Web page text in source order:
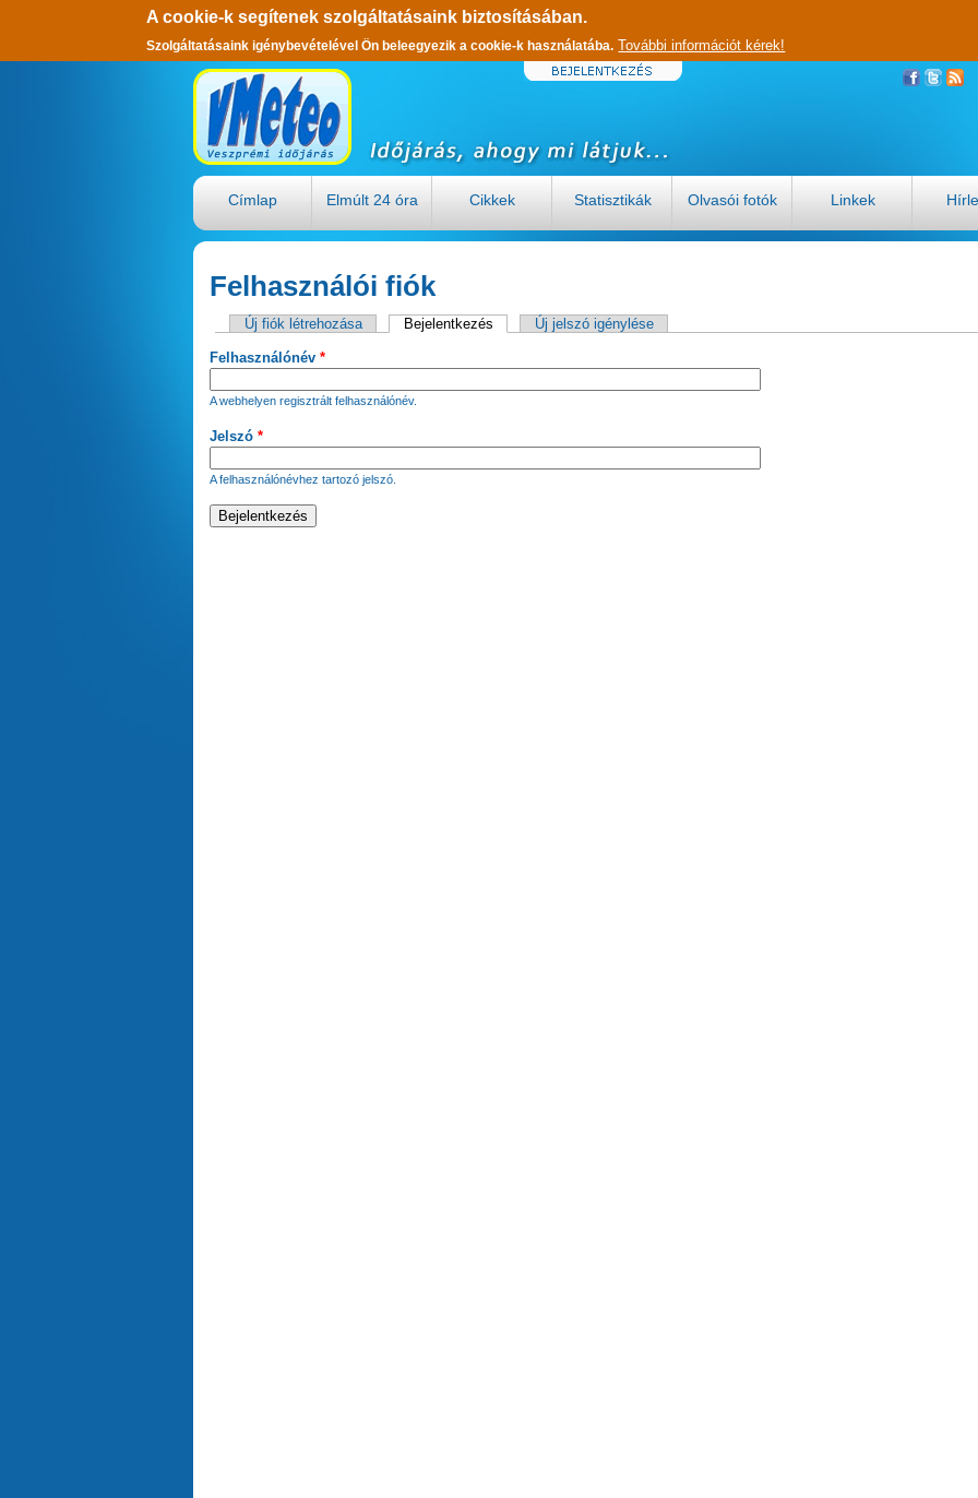
A cookie-k segítenek szolgáltatásaink biztosításában.
Szolgáltatásaink igénybevételével Ön beleegyezik a cookie-k használatába. További információt kérek!
Címlap Elmúlt 24 óra Cikkek Statisztikák Olvasói fotók Linkek
Felhasználói fiók
Új fiók létrehozása Bejelentkezés (aktív fül)Új jelszó igénylése
Felhasználónév *
A webhelyen regisztrált felhasználónév.
Jelszó *
A felhasználónévhez tartozó jelszó.